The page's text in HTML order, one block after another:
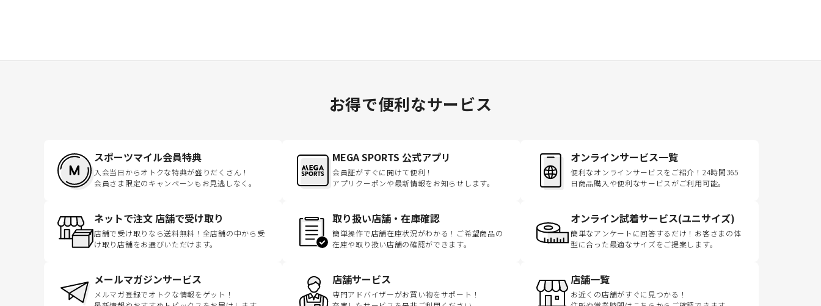
お得で便利なサービス
スポーツマイル会員特典
入会当日からオトクな特典が盛りだくさん！
会員さま限定のキャンペーンもお見逃しなく。
MEGA SPORTS 公式アプリ
会員証がすぐに開けて便利！
アプリクーポンや最新情報をお知らせします。
オンラインサービス一覧
便利なオンラインサービスをご紹介！24時間365
日商品購入や便利なサービスがご利用可能。
ネットで注文 店舗で受け取り
店舗で受け取りなら送料無料！全店舗の中から受
け取り店舗をお選びいただけます。
取り扱い店舗・在庫確認
簡単操作で店舗在庫状況がわかる！ご希望商品の
在庫や取り扱い店舗の確認ができます。
オンライン試着サービス(ユニサイズ)
簡単なアンケートに回答するだけ！お客さまの体
型に合った最適なサイズをご提案します。
メールマガジンサービス
メルマガ登録でオトクな情報をゲット！
店舗サービス
専門アドバイザーがお買い物をサポート！
店舗一覧
お近くの店舗がすぐに見つかる！